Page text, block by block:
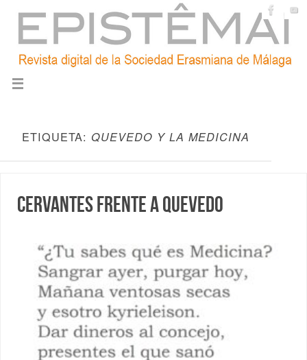
ETIQUETA: QUEVEDO Y LA MEDICINA
Cervantes frente a Quevedo